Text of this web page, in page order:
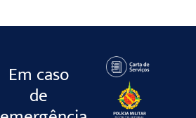
Em caso
de